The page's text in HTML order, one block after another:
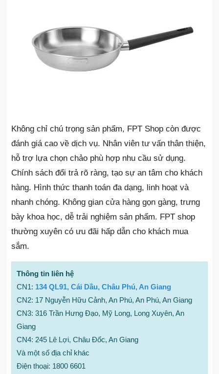
Không chỉ chú trọng sản phẩm, FPT Shop còn được
đánh giá cao về dịch vụ. Nhân viên tư vấn thân thiện,
hỗ trợ lựa chọn chảo phù hợp nhu cầu sử dụng.
Chính sách đổi trả rõ ràng, tạo sự an tâm cho khách
hàng. Hình thức thanh toán đa dạng, linh hoạt và
nhanh chóng. Không gian cửa hàng gọn gàng, trưng
bày khoa học, dễ trải nghiệm sản phẩm. FPT shop
thường xuyên có ưu đãi hấp dẫn cho khách mua
sắm.
Thông tin liên hệ
CN1: 134 QL91, Cái Dầu, Châu Phú, An Giang
CN2: 17 Nguyễn Hữu Cảnh, An Phú, An Phú, An Giang
CN3: 316 Trần Hưng Đạo, Mỹ Long, Long Xuyên, An
Giang
CN4: 245 Lê Lợi, Châu Đốc, An Giang
Và một số địa chỉ khác
Điện thoại: 1800 6601